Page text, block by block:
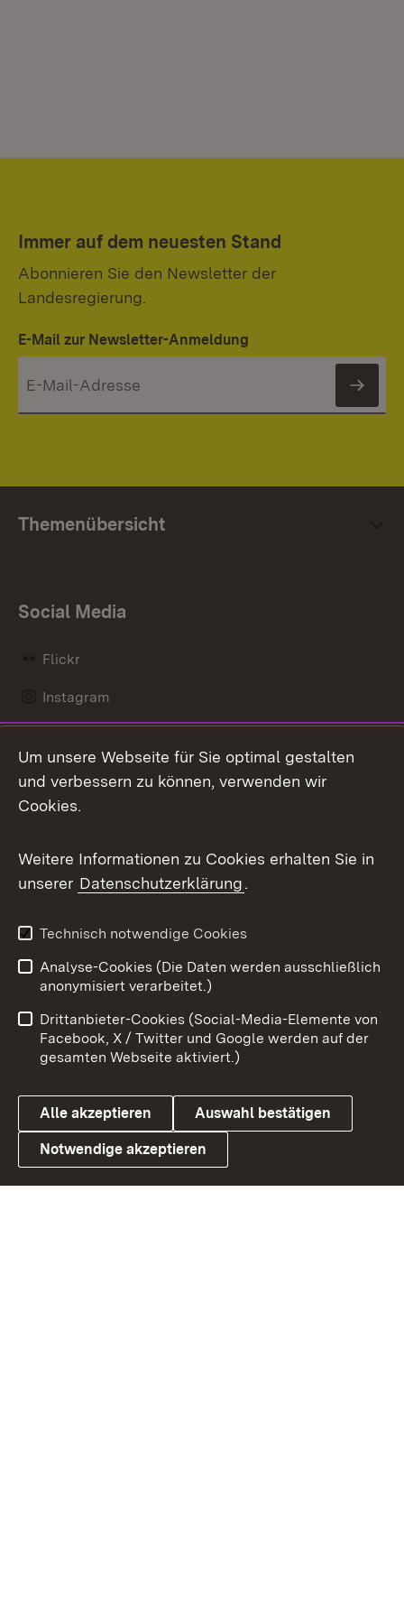
Immer auf dem neuesten Stand
Abonnieren Sie den Newsletter der
Landesregierung.
E-Mail zur Newsletter-Anmeldung
Themenübersicht
Social Media
Flickr
Instagram
Mastodon
Messenger
Social Wall
X / Twitter
Youtube
Link zum Landesportal
Benutzungshinweise
Barrierefreiheit
Datenschutz
Cookies
Um unsere Webseite für Sie optimal gestalten
und verbessern zu können, verwenden wir
Cookies.
Weitere Informationen zu Cookies erhalten Sie in
unserer Datenschutzerklärung.
Technisch notwendige Cookies
Analyse-Cookies (Die Daten werden ausschließlich
anonymisiert verarbeitet.)
Drittanbieter-Cookies (Social-Media-Elemente von
Facebook, X / Twitter und Google werden auf der
gesamten Webseite aktiviert.)
Alle akzeptieren Auswahl bestätigen
Notwendige akzeptieren